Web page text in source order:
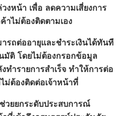
วงหน้า เพื่อ ลดความเสี่ยงการ
าไม่ต้องติดตามเอง
รถต่ออายุและชำระเงินได้ทันที
มัติ โดยไม่ต้องกรอกข้อมูล
ทำรายการสำเร็จ ทำให้การต่อ
ไม่ต้องติดต่อเจ้าหน้าที่
วยยกระดับประสบการณ์